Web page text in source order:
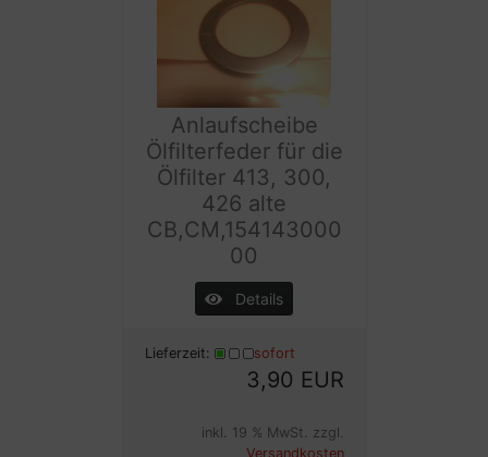
Anlaufscheibe
Ölfilterfeder für die
Ölfilter 413, 300,
426 alte
CB,CM,154143000
00
Details
Lieferzeit: sofort
3,90 EUR
inkl. 19 % MwSt. zzgl.
Versandkosten